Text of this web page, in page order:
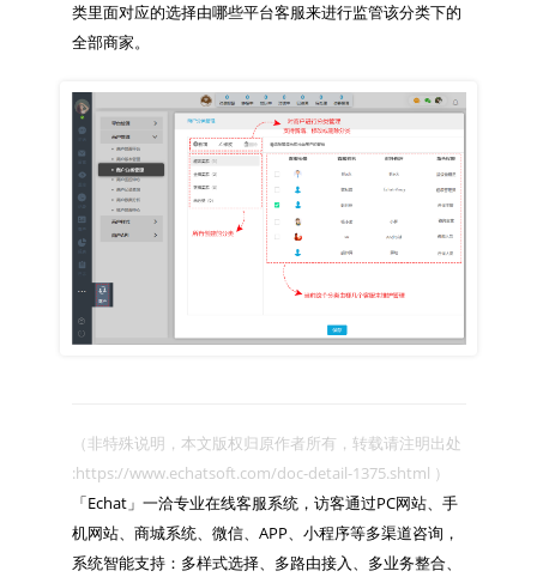
类里面对应的选择由哪些平台客服来进行监管该分类下的
（非特殊说明，本文版权归原作者所有，转载请注明出处
:https://www.echatsoft.com/doc-detail-1375.shtml ）
「Echat」一洽专业在线客服系统，访客通过PC网站、手
机网站、商城系统、微信、APP、小程序等多渠道咨询，
系统智能支持：多样式选择、多路由接入、多业务整合、